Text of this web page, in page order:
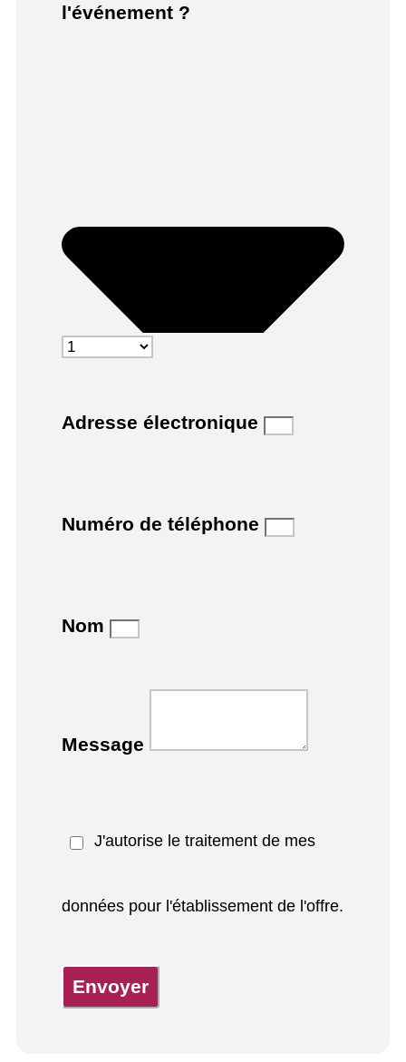
l'événement ?
Adresse électronique
Numéro de téléphone
Nom
Message
J'autorise le traitement de mes
données pour l'établissement de l'offre.
Envoyer